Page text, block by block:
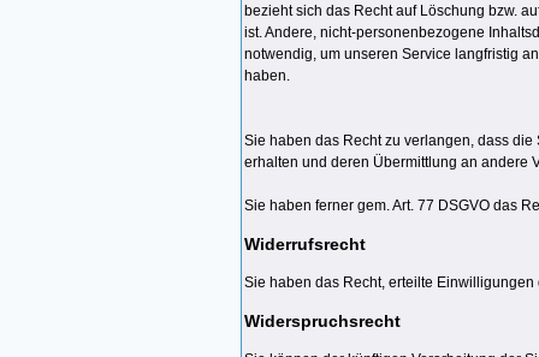
bezieht sich das Recht auf Löschung bzw.
ist. Andere, nicht-personenbezogene
notwendig, um unseren Service langfristig
haben.
Sie haben das Recht zu verlangen, dass
erhalten und deren Übermittlung an andere
Sie haben ferner gem. Art. 77 DSGVO das
Widerrufsrecht
Sie haben das Recht, erteilte Einwilligungen
Widerspruchsrecht